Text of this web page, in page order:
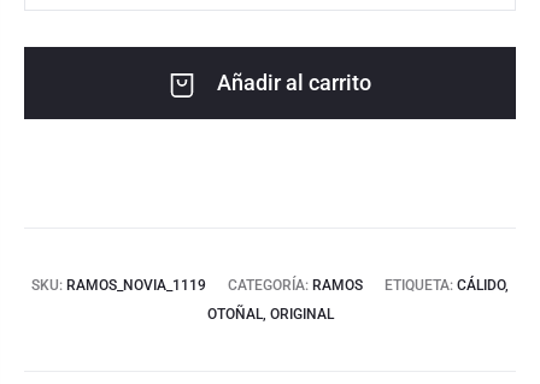
Añadir al carrito
SKU: RAMOS_NOVIA_1119 CATEGORÍA: RAMOS ETIQUETA: CÁLIDO,
OTOÑAL, ORIGINAL